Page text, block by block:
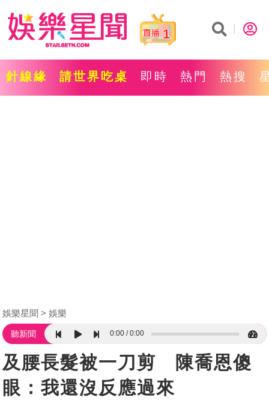
1
針線緣 請世界吃桌 即時 熱門 熱搜
娛樂星聞 娛樂
聽新聞 0:00 0:00
及腰長髮被一刀剪 陳喬恩傻
眼：我還沒反應過來